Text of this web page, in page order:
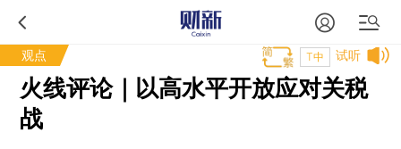
观点 试听
T中
火线评论｜以高水平开放应对关税
战